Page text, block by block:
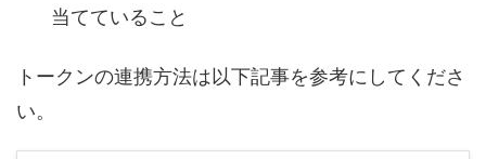
当てていること
トークンの連携方法は以下記事を参考にしてくださ
い。